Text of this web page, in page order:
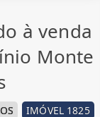
à venda
Monte
IMÓVEL 1825